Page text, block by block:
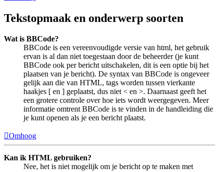
Tekstopmaak en onderwerp soorten
Wat is BBCode?
BBCode is een vereenvoudigde versie van html, het gebruik
ervan is al dan niet toegestaan door de beheerder (je kunt
BBCode ook per bericht uitschakelen, dit is een optie bij het
plaatsen van je bericht). De syntax van BBCode is ongeveer
gelijk aan die van HTML, tags worden tussen vierkante
haakjes [ en ] geplaatst, dus niet < en >. Daarnaast geeft het
een grotere controle over hoe iets wordt weergegeven. Meer
informatie omtrent BBCode is te vinden in de handleiding die
je kunt openen als je een bericht plaatst.
Omhoog
Kan ik HTML gebruiken?
Nee, het is niet mogelijk om je bericht op te maken met